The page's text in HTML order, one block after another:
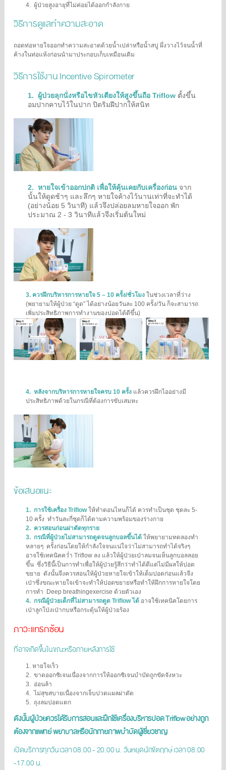
4. ผู้ป่วยสูงอายุที่ไม่ค่อยได้ออกกำลังกาย
วิธีการดูแลทำความสะอาด
ถอดท่อหายใจออกทำความสะอาดด้วยน้ำเปล่าหรือน้ำสบู่ ผึ่งวางไว้จนน้ำที่
ค้างในท่อแห้งก่อนนำมาประกอบเก็บเหมือนเดิม
วิธีการใช้งาน Incentive Spirometer
1. ผู้ป่วยลุกนั่งหรือไขหัวเตียงให้สูงขึ้นถือ Triflow ตั้งขึ้น
อมปากคาบไว้ในปาก ปิดริมฝีปากให้สนิท
2. หายใจเข้าออกปกติ เพื่อให้คุ้นเคยกับเครื่องก่อน จาก
นั้นให้ดูดช้าๆ และลึกๆ หายใจค้างไว้นานเท่าที่จะทำได้
(อย่างน้อย 5 วินาที) แล้วจึงปล่อยลมหายใจออก พัก
ประมาณ 2 - 3 วินาทีแล้วจึงเริ่มต้นใหม่
3. ควรฝึกบริหารการหายใจ 5 – 10 ครั้ง/ชั่วโมง ในช่วงเวลาที่ว่าง
(พยายามให้ผู้ป่วย “ดูด” ได้อย่างน้อยวันละ 100 ครั้ง/วัน ก็จะสามารถ
เพิ่มประสิทธิภาพการทำงานของปอดได้ดีขึ้น)
4. หลังจากบริหารการหายใจครบ 10 ครั้ง แล้วควรฝึกไออย่างมี
ประสิทธิภาพด้วยในกรณีที่ต้องการขับเสมหะ
ข้อเสนอแนะ
1. การใช้เครื่อง Triflowให้ทำตอนไหนก็ได้ ควรทำเป็นชุด ชุดละ 5-
10 ครั้ง ทำวันละกี่ชุดก็ได้ตามความพร้อมของร่างกาย
2. ควรสอนก่อนผ่าตัดทุกราย
3. กรณีที่ผู้ป่วยไม่สามารถดูดจนลูกบอลขึ้นได้ ให้พยายามทดลองทำ
หลายๆ ครั้งก่อนโดยให้กำลังใจจนแน่ใจว่าไม่สามารถทำได้จริงๆ
อาจใช้เทคนิคคว่ำ Triflow ลง แล้วให้ผู้ป่วยเป่าลมจนเห็นลูกบอลลอย
ขึ้น ซึ่งวิธีนี้เป็นการทำเพื่อให้ผู้ป่วยรู้สึกว่าทำได้ดีแต่ไม่มีผลให้ปอด
ขยาย ดังนั้นจึงควรสอนให้ผู้ป่วยหายใจเข้าให้เต็มปอดก่อนแล้วจึง
เป่าซึ่งขณะหายใจเข้าจะทำให้ปอดขยายหรือทำให้ฝึกการหายใจโดย
การทำ
Deep breathingexercise ด้วยตัวเอง
4. กรณีผู้ป่วยเด็กที่ไม่สามารถดูด Triflow ได้ อาจใช้เทคนิคโดยการ
เป่าลูกโป่งเป่ากบหรือกระตุ้นให้ผู้ป่วยร้อง
ภาวะแทรกซ้อน
ที่อาจเกิดขึ้นในขณะหรือภายหลังการใช้
1. หายใจเร็ว
2. ขาดออกซิเจนเนื่องจากการให้ออกซิเจนบำบัดถูกขัดจังหวะ
3. อ่อนล้า
4. ไม่สุขสบายเนื่องจากเจ็บปวดแผลผ่าตัด
5. ถุงลมปอดแตก
ดังนั้นผู้ป่วยควรได้รับการสอนและฝึกใช้เครื่องบริหารปอด Triflow อย่างถูก
ต้องจากแพทย์ พยาบาลหรือนักกายภาพบำบัดผู้เชี่ยวชาญ
เปิดบริการทุกวัน เวลา 08.00 - 20.00 น. วันหยุดนักขัตฤกษ์ เวลา 08.00
-17.00 น.